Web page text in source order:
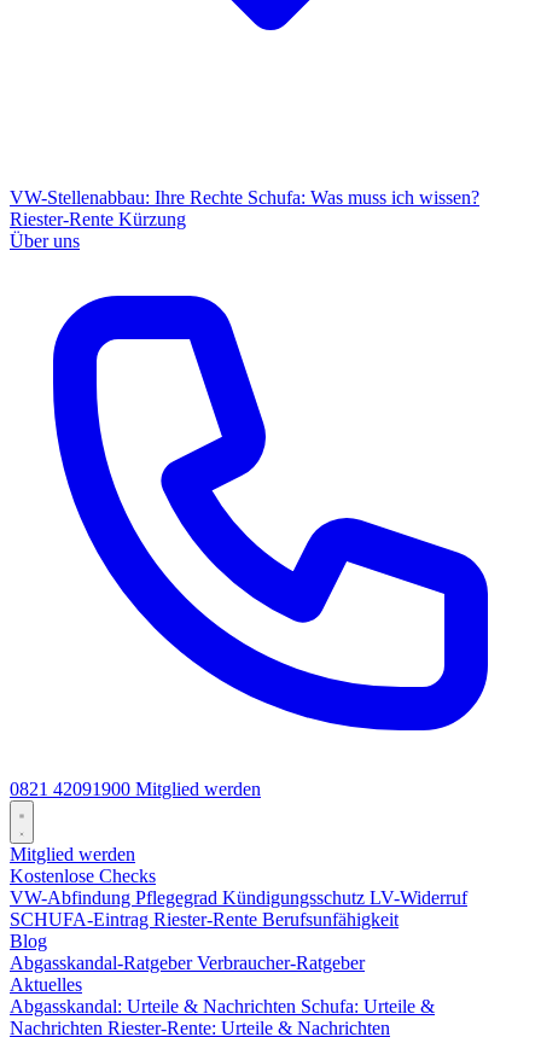
VW-Stellenabbau: Ihre Rechte Schufa: Was muss ich wissen?
Riester-Rente Kürzung
Über uns
0821 42091900 Mitglied werden
Mitglied werden
Kostenlose Checks
VW-Abfindung Pflegegrad Kündigungsschutz LV-Widerruf
SCHUFA-Eintrag Riester-Rente Berufsunfähigkeit
Blog
Abgasskandal-RatgeberVerbraucher-Ratgeber
Aktuelles
Abgasskandal: Urteile & Nachrichten Schufa: Urteile &
Nachrichten Riester-Rente: Urteile & Nachrichten